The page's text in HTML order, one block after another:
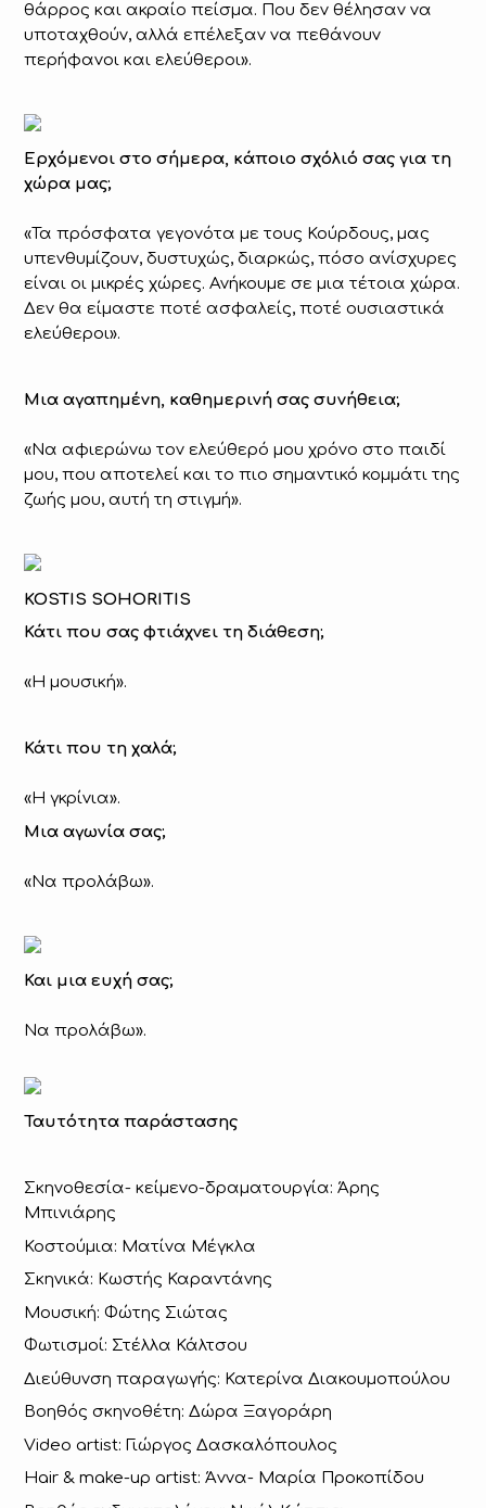
θάρρος και ακραίο πείσμα. Που δεν θέλησαν να
υποταχθούν, αλλά επέλεξαν να πεθάνουν
περήφανοι και ελεύθεροι».
Ερχόμενοι στο σήμερα, κάποιο σχόλιό σας για τη
χώρα μας;
«Τα πρόσφατα γεγονότα με τους Κούρδους, μας
υπενθυμίζουν, δυστυχώς, διαρκώς, πόσο ανίσχυρες
είναι οι μικρές χώρες. Ανήκουμε σε μια τέτοια χώρα.
Δεν θα είμαστε ποτέ ασφαλείς, ποτέ ουσιαστικά
ελεύθεροι».
Μια αγαπημένη, καθημερινή σας συνήθεια;
«Να αφιερώνω τον ελεύθερό μου χρόνο στο παιδί
μου, που αποτελεί και το πιο σημαντικό κομμάτι της
ζωής μου, αυτή τη στιγμή».
KOSTIS SOHORITIS
Κάτι που σας φτιάχνει τη διάθεση;
«Η μουσική».
Κάτι που τη χαλά;
«Η γκρίνια».
Μια αγωνία σας;
«Να προλάβω».
Και μια ευχή σας;
Να προλάβω».
Ταυτότητα παράστασης
Σκηνοθεσία- κείμενο-δραματουργία: Άρης
Μπινιάρης
Κοστούμια: Ματίνα Μέγκλα
Σκηνικά: Κωστής Καραντάνης
Μουσική: Φώτης Σιώτας
Φωτισμοί: Στέλλα Κάλτσου
Διεύθυνση παραγωγής: Κατερίνα Διακουμοπούλου
Βοηθός σκηνοθέτη: Δώρα Ξαγοράρη
Video artist: Γιώργος Δασκαλόπουλος
Hair & make-up artist: Άννα- Μαρία Προκοπίδου